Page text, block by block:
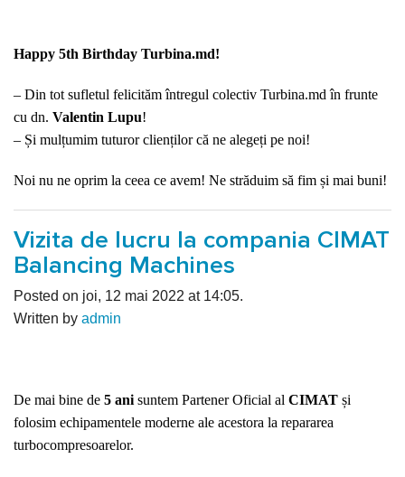
Happy 5th Birthday Turbina.md!
– Din tot sufletul felicităm întregul colectiv Turbina.md în frunte
cu dn. Valentin Lupu!
– Și mulțumim tuturor clienților că ne alegeți pe noi!
Noi nu ne oprim la ceea ce avem! Ne străduim să fim și mai buni!
Vizita de lucru la compania CIMAT
Balancing Machines
Posted on joi, 12 mai 2022 at 14:05.
Written by admin
De mai bine de 5 ani suntem Partener Oficial al CIMAT și
folosim echipamentele moderne ale acestora la repararea
turbocompresoarelor.